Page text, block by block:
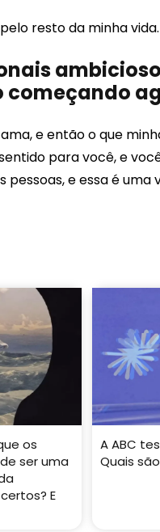
resto da minha vida.
e então o que
para você, e
e essa é uma
os
ser uma
E
A ABC
Quais